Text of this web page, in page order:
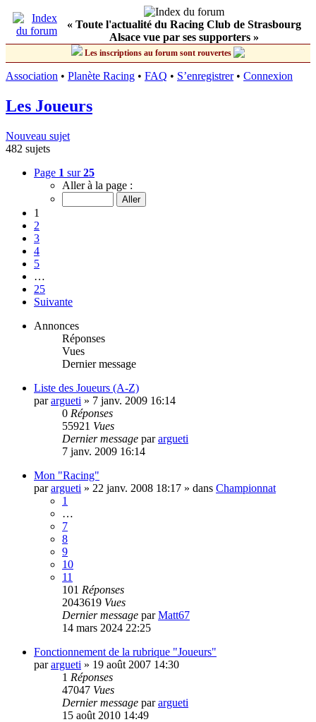
« Toute l'actualité du Racing Club de Strasbourg
Alsace vue par ses supporters »
Les inscriptions au forum sont rouvertes
Association • Planète Racing • FAQ • S’enregistrer• Connexion
Les Joueurs
Nouveau sujet
482 sujets
Page 1 sur25
Aller à la page :
1
2
3
4
5
…
25
Suivante
Annonces
Réponses
Vues
Dernier message
Liste des Joueurs (A-Z)
parargueti » 7 janv. 2009 16:14
0 Réponses
55921 Vues
Dernier message parargueti
7 janv. 2009 16:14
Mon "Racing"
parargueti » 22 janv. 2008 18:17 » dans Championnat
1
…
7
8
9
10
11
101 Réponses
2043619 Vues
Dernier message parMatt67
14 mars 2024 22:25
Fonctionnement de la rubrique "Joueurs"
parargueti » 19 août 2007 14:30
1 Réponses
47047 Vues
Dernier message parargueti
15 août 2010 14:49